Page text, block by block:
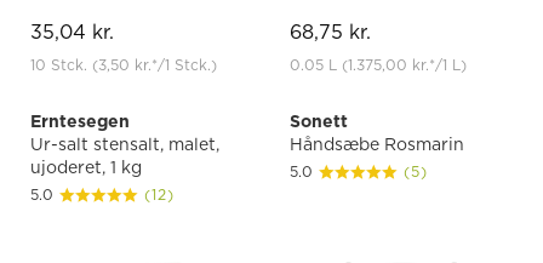
35,04 kr.
10 Stck. (3,50 kr.*/1 Stck.)
68,75 kr.
0.05 L (1.375,00 kr.*/1 L)
Erntesegen
Ur-salt stensalt, malet,
ujoderet, 1 kg
5.0 (12)
Sonett
Håndsæbe Rosmarin
5.0 (5)